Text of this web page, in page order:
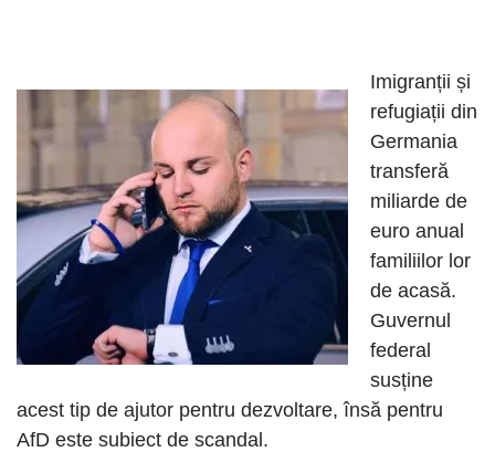
Imigranții și
refugiații din
Germania
transferă
miliarde de
euro anual
familiilor lor
de acasă.
Guvernul
federal
susține
acest tip de ajutor pentru dezvoltare, însă pentru
AfD este subiect de scandal.